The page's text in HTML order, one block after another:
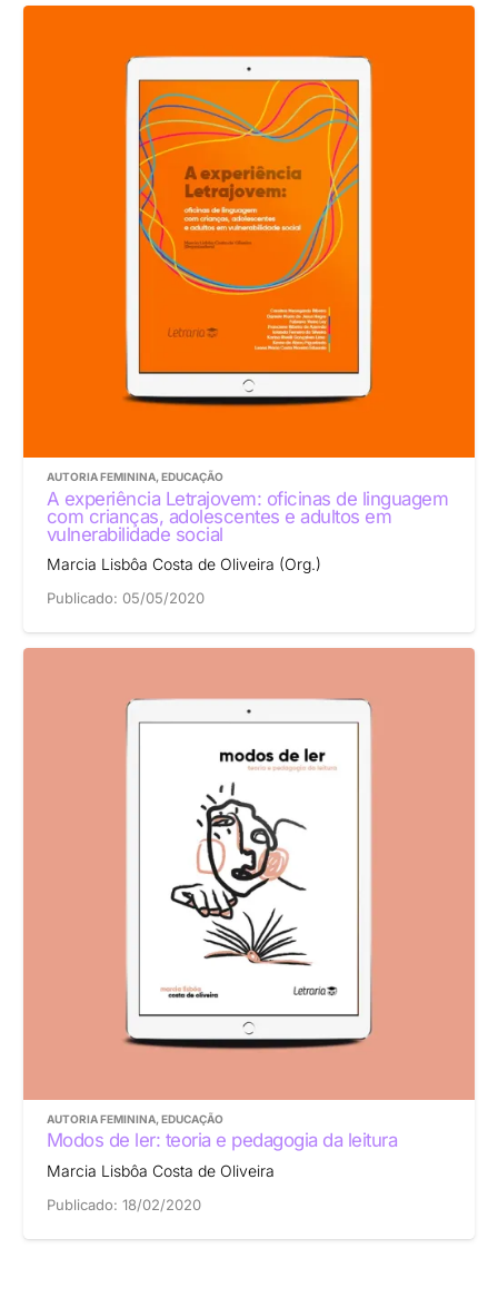
AUTORIA FEMININA, EDUCAÇÃO
A experiência Letrajovem: oficinas de linguagem
com crianças, adolescentes e adultos em
vulnerabilidade social
Marcia Lisbôa Costa de Oliveira (Org.)
Publicado: 05/05/2020
AUTORIA FEMININA, EDUCAÇÃO
Modos de ler: teoria e pedagogia da leitura
Marcia Lisbôa Costa de Oliveira
Publicado: 18/02/2020